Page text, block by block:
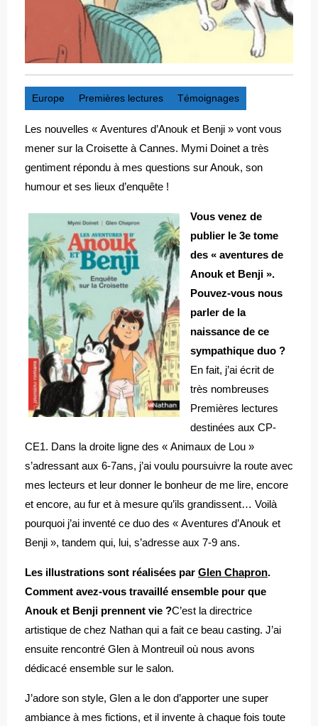
Europe Premières lectures Témoignages
Les nouvelles « Aventures d’Anouk et Benji » vont vous
mener sur la Croisette à Cannes. Mymi Doinet a très
gentiment répondu à mes questions sur Anouk, son
humour et ses lieux d’enquête !
Vous venez de
publier le 3e tome
des « aventures de
Anouk et Benji ».
Pouvez-vous nous
parler de la
naissance de ce
sympathique duo ?
En fait, j’ai écrit de
très nombreuses
Premières lectures
destinées aux CP-
CE1. Dans la droite ligne des « Animaux de Lou »
s’adressant aux 6-7ans, j’ai voulu poursuivre la route avec
mes lecteurs et leur donner le bonheur de me lire, encore
et encore, au fur et à mesure qu’ils grandissent… Voilà
pourquoi j’ai inventé ce duo des « Aventures d’Anouk et
Benji », tandem qui, lui, s’adresse aux 7-9 ans.
Les illustrations sont réalisées par Glen Chapron.
Comment avez-vous travaillé ensemble pour que
Anouk et Benji prennent vie ?C’est la directrice
artistique de chez Nathan qui a fait ce beau casting. J’ai
ensuite rencontré Glen à Montreuil où nous avons
dédicacé ensemble sur le salon.
J’adore son style, Glen a le don d’apporter une super
ambiance à mes fictions, et il invente à chaque fois toute